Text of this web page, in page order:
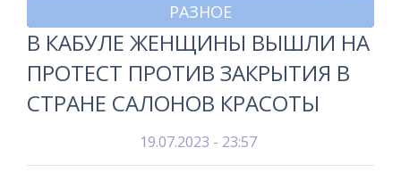
РАЗНОЕ
В КАБУЛЕ ЖЕНЩИНЫ ВЫШЛИ НА
ПРОТЕСТ ПРОТИВ ЗАКРЫТИЯ В
СТРАНЕ САЛОНОВ КРАСОТЫ
19.07.2023 - 23:57